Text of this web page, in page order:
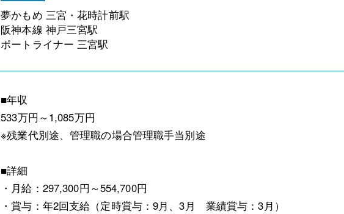
夢かもめ 三宮・花時計前駅
阪神本線 神戸三宮駅
ポートライナー 三宮駅
■年収
533万円～1,085万円
※残業代別途、管理職の場合管理職手当別途
■詳細
・月給：297,300円～554,700円
・賞与：年2回支給（定時賞与：9月、3月 業績賞与：3月）